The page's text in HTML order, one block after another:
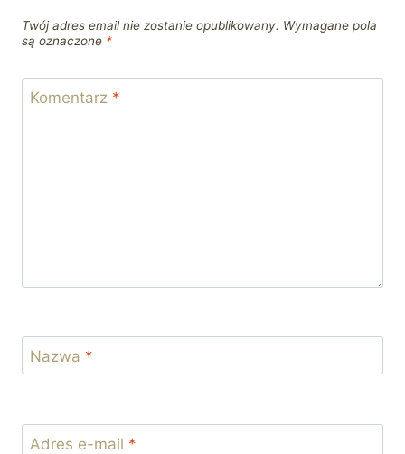
Twój adres email nie zostanie opublikowany. Wymagane pola
są oznaczone *
Komentarz *
Nazwa *
Adres e-mail *